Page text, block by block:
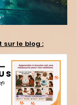
sur le blog :